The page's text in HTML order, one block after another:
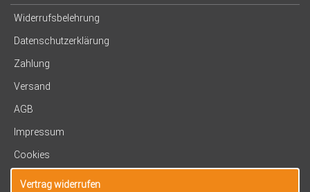
Widerrufsbelehrung
Datenschutzerklärung
Zahlung
Versand
AGB
Impressum
Cookies
Vertrag widerrufen